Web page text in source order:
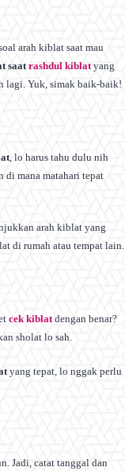
arah kiblat saat mau
saatrashdul kiblat yang
lagi. Yuk, simak baik-baik!
, lo harus tahu dulu nih
di mana matahari tepat
arah kiblat yang
di rumah atau tempat lain.
cek kiblatdengan benar?
sholat lo sah.
yang tepat, lo nggak perlu
Jadi, catat tanggal dan